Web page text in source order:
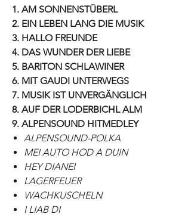
1. AM SONNENSTÜBERL
2. EIN LEBEN LANG DIE MUSIK
3. HALLO FREUNDE
4. DAS WUNDER DER LIEBE
5. BARITON SCHLAWINER
6. MIT GAUDI UNTERWEGS
7. MUSIK IST UNVERGÄNGLICH
8. AUF DER LODERBICHL ALM
9. ALPENSOUND HITMEDLEY
ALPENSOUND-POLKA
MEI AUTO HOD A DUIN
HEY DIANEI
LAGERFEUER
WACHKUSCHELN
I LIAB DI